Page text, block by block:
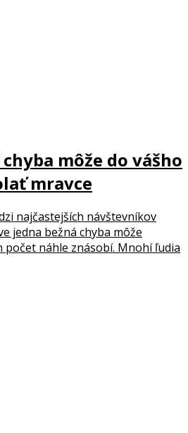
môže do vášho
mravce
najčastejších návštevníkov
jedna bežná chyba môže
počet náhle znásobí. Mnohí ľudia